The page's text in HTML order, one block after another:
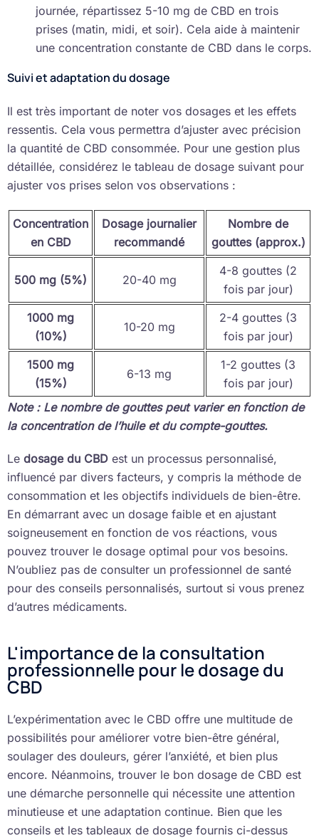
journée, répartissez 5-10 mg de CBD en trois
prises (matin, midi, et soir). Cela aide à maintenir
une concentration constante de CBD dans le corps.
Suivi et adaptation du dosage
Il est très important de noter vos dosages et les effets
ressentis. Cela vous permettra d’ajuster avec précision
la quantité de CBD consommée. Pour une gestion plus
détaillée, considérez le tableau de dosage suivant pour
ajuster vos prises selon vos observations :
Concentration
en CBD
Dosage journalier
recommandé
Nombre de
gouttes (approx.)
500 mg (5%) 20-40 mg
4-8 gouttes (2
fois par jour)
1000 mg
(10%)
10-20 mg
2-4 gouttes (3
fois par jour)
1500 mg
(15%)
6-13 mg
1-2 gouttes (3
fois par jour)
Note : Le nombre de gouttes peut varier en fonction de
la concentration de l’huile et du compte-gouttes.
Le dosage du CBD est un processus personnalisé,
influencé par divers facteurs, y compris la méthode de
consommation et les objectifs individuels de bien-être.
En démarrant avec un dosage faible et en ajustant
soigneusement en fonction de vos réactions, vous
pouvez trouver le dosage optimal pour vos besoins.
N’oubliez pas de consulter un professionnel de santé
pour des conseils personnalisés, surtout si vous prenez
d’autres médicaments.
L'importance de la consultation
professionnelle pour le dosage du
CBD
L’expérimentation avec le CBD offre une multitude de
possibilités pour améliorer votre bien-être général,
soulager des douleurs, gérer l’anxiété, et bien plus
encore. Néanmoins, trouver le bon dosage de CBD est
une démarche personnelle qui nécessite une attention
minutieuse et une adaptation continue. Bien que les
conseils et les tableaux de dosage fournis ci-dessus